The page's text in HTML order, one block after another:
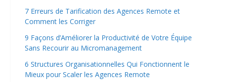
7 Erreurs de Tarification des Agences Remote et
Comment les Corriger
9 Façons d’Améliorer la Productivité de Votre Équipe
Sans Recourir au Micromanagement
6 Structures Organisationnelles Qui Fonctionnent le
Mieux pour Scaler les Agences Remote